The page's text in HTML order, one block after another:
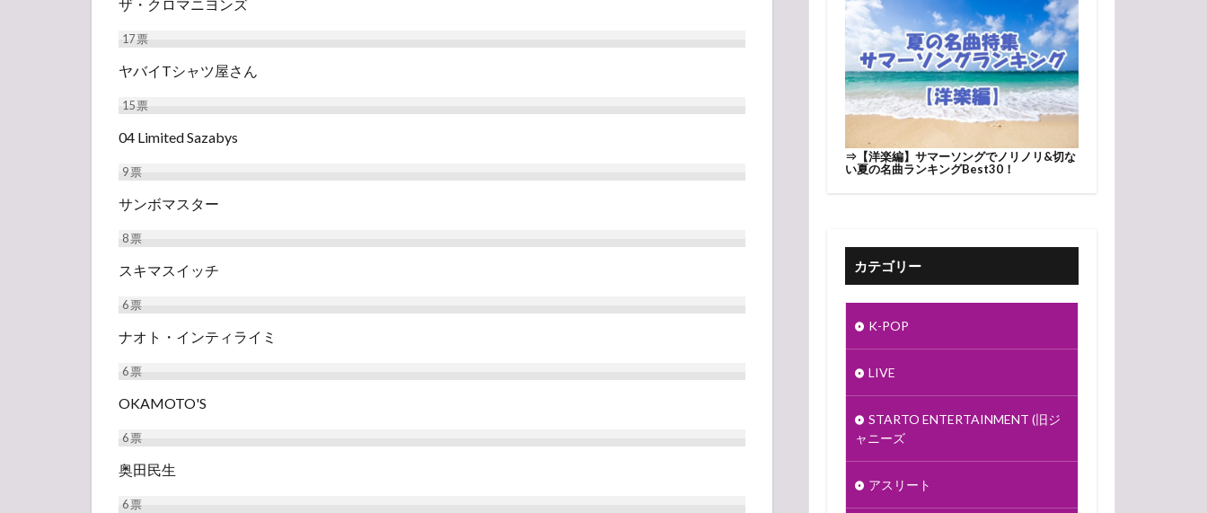
ザ・クロマニヨンズ
17票
ヤバイTシャツ屋さん
15票
04 Limited Sazabys
9票
サンボマスター
8票
スキマスイッチ
6票
ナオト・インティライミ
6票
OKAMOTO'S
6票
奥田民生
6票
⇒ 【洋楽編】サマーソングでノリノリ&切な
い夏の名曲ランキングBest30！
カテゴリー
K-POP
LIVE
STARTO ENTERTAINMENT (旧ジ
ャニーズ
アスリート